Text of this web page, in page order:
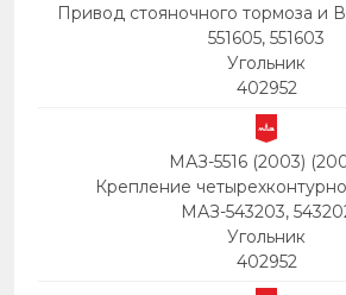
Привод стояночного тормоза и
551605, 551603
Угольник
402952
МАЗ-5516 (2003)
Крепление
МАЗ-543203,
Угольник
402952